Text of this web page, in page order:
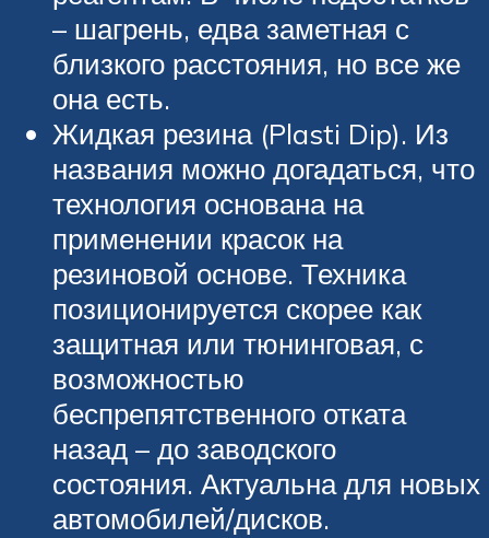
– шагрень, едва заметная с
близкого расстояния, но все же
она есть.
Жидкая резина (Plasti Dip). Из
названия можно догадаться, что
технология основана на
применении красок на
резиновой основе. Техника
позиционируется скорее как
защитная или тюнинговая, с
возможностью
беспрепятственного отката
назад – до заводского
состояния. Актуальна для новых
автомобилей/дисков.